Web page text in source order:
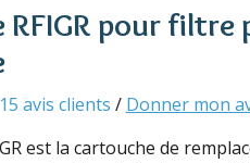
RFIGR pour filtre
15 avis clients / Donner mon
est la cartouche de